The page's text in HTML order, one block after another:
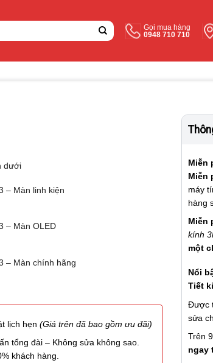
Gọi mua hàng
0948 710 710
dưới
– Màn linh kiện
– Màn OLED
– Màn chính hãng
lịch hẹn(Giá trên đã bao gồm ưu đãi)
tổng đài – Không sửa không sao.
khách hàng.
Miễn
Miễn
máy
hàng
Miễn
kính
một
Nổi
Tiết
Được
sửa
Trên
ngay